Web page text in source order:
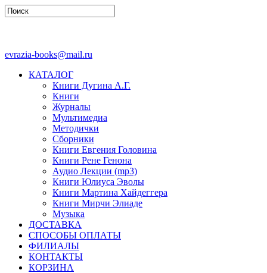
evrazia-books@mail.ru
КАТАЛОГ
Книги Дугина А.Г.
Книги
Журналы
Мультимедиа
Методички
Сборники
Книги Евгения Головина
Книги Рене Генона
Аудио Лекции (mp3)
Книги Юлиуса Эволы
Книги Мартина Хайдеггера
Книги Мирчи Элиаде
Музыка
ДОСТАВКА
СПОСОБЫ ОПЛАТЫ
ФИЛИАЛЫ
КОНТАКТЫ
КОРЗИНА